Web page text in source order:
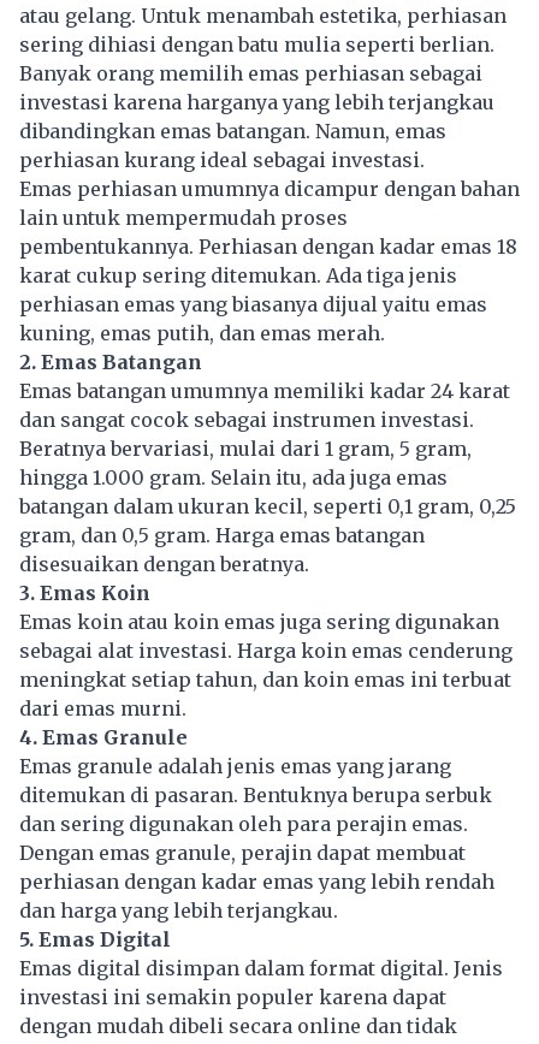
atau gelang. Untuk menambah estetika, perhiasan
sering dihiasi dengan batu mulia seperti berlian.
Banyak orang memilih emas perhiasan sebagai
investasi karena harganya yang lebih terjangkau
dibandingkan emas batangan. Namun, emas
perhiasan kurang ideal sebagai investasi.
Emas perhiasan umumnya dicampur dengan bahan
lain untuk mempermudah proses
pembentukannya. Perhiasan dengan kadar emas 18
karat cukup sering ditemukan. Ada tiga jenis
perhiasan emas yang biasanya dijual yaitu emas
kuning, emas putih, dan emas merah.
2. Emas Batangan
Emas batangan umumnya memiliki kadar 24 karat
dan sangat cocok sebagai instrumen investasi.
Beratnya bervariasi, mulai dari 1 gram, 5 gram,
hingga 1.000 gram. Selain itu, ada juga emas
batangan dalam ukuran kecil, seperti 0,1 gram, 0,25
gram, dan 0,5 gram. Harga emas batangan
disesuaikan dengan beratnya.
3. Emas Koin
Emas koin atau koin emas juga sering digunakan
sebagai alat investasi. Harga koin emas cenderung
meningkat setiap tahun, dan koin emas ini terbuat
dari emas murni.
4. Emas Granule
Emas granule adalah jenis emas yang jarang
ditemukan di pasaran. Bentuknya berupa serbuk
dan sering digunakan oleh para perajin emas.
Dengan emas granule, perajin dapat membuat
perhiasan dengan kadar emas yang lebih rendah
dan harga yang lebih terjangkau.
5. Emas Digital
Emas digital disimpan dalam format digital. Jenis
investasi ini semakin populer karena dapat
dengan mudah dibeli secara online dan tidak